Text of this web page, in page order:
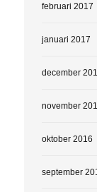
februari 2017
januari 2017
december
november
oktober 2016
september